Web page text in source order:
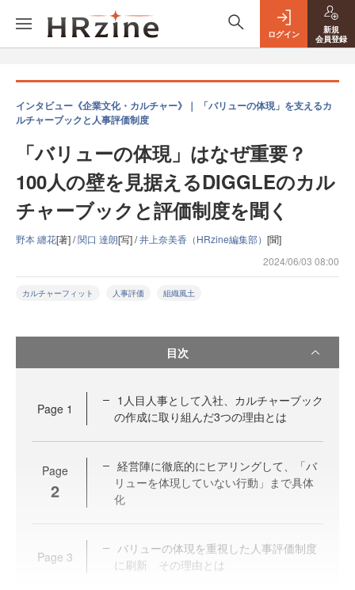
ログイン
新規
会員登録
インタビュー《企業文化・カルチャー》｜ 「バリューの体現」を支えるカ
ルチャーブックと人事評価制度
「バリューの体現」はなぜ重要？
100人の壁を見据えるDIGGLEのカル
チャーブックと評価制度を聞く
野本 纏花[著] /関口 達朗[写] /井上奈美香（HRzine編集部） [聞]
2024/06/03 08:00
カルチャーフィット 人事評価 組織風土
目次
Page 1
1人目人事として入社、カルチャーブック
の作成に取り組んだ3つの理由とは
Page
2
経営陣に徹底的にヒアリングして、「バ
リューを体現していない行動」まで具体
化
Page 3
バリューの体現を重視した人事評価制度
に刷新 その理由とは